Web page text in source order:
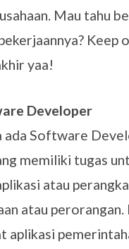
Mau tahu
Keep
yaa!
Developer
ada Software
memiliki tugas
atau
atau
aplikasi